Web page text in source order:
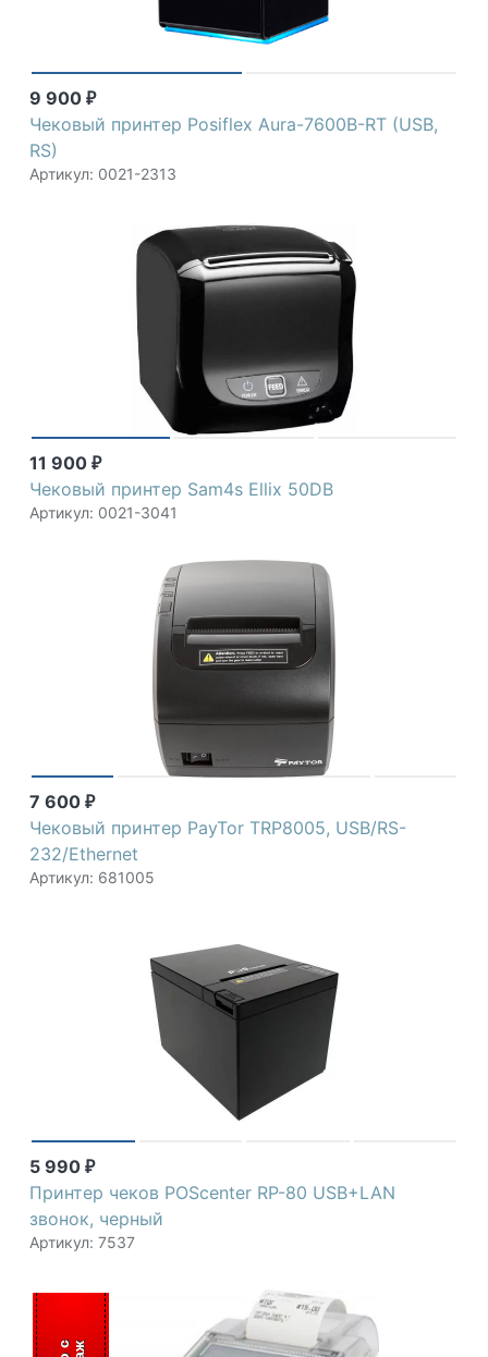
9 900 ₽
Чековый принтер Posiflex Aura-7600B-RT (USB,
RS)
Артикул: 0021-2313
11 900 ₽
Чековый принтер Sam4s Ellix 50DB
Артикул: 0021-3041
7 600 ₽
Чековый принтер PayTor TRP8005, USB/RS-
232/Ethernet
Артикул: 681005
5 990 ₽
Принтер чеков POScenter RP-80 USB+LAN
звонок, черный
Артикул: 7537